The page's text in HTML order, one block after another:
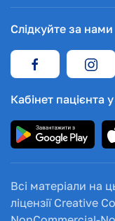
Слідкуйте за нами
Кабінет пацієнта
Всі матеріали на
ліцензії Creative